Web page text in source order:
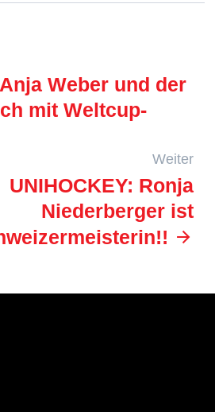
Weber und der
mit Weltcup-
Weiter
UNIHOCKEY: Ronja
Niederberger ist